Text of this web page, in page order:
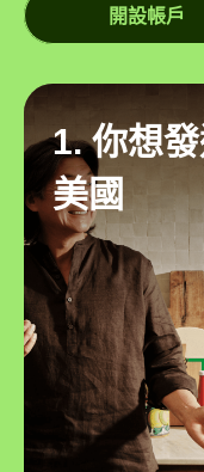
開設帳戶
1. 你想
美國